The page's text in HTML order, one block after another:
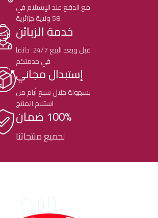
مع الدفع عند الإستلام في
58 ولاية جزائرية
خدمة الزبائن
قبل وبعد البيع 24/7 دائما
في خدمتكم
إستبدال مجاني
بسهولة خلال سبع أيام من
استلام المنتج
100% ضمان
لجميع منتجاتنا